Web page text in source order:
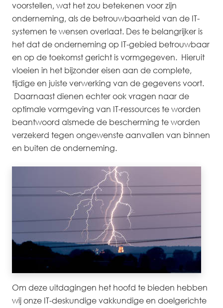
voorstellen, wat het zou betekenen voor zijn
onderneming, als de betrouwbaarheid van de IT-
systemen te wensen overlaat. Des te belangrijker is
het dat de onderneming op IT-gebied betrouwbaar
en op de toekomst gericht is vormgegeven. Hieruit
vloeien in het bijzonder eisen aan de complete,
tijdige en juiste verwerking van de gegevens voort.
Daarnaast dienen echter ook vragen naar de
optimale vormgeving van IT-ressources te worden
beantwoord alsmede de bescherming te worden
verzekerd tegen ongewenste aanvallen van binnen
en buiten de onderneming.
Om deze uitdagingen het hoofd te bieden hebben
wij onze IT-deskundige vakkundige en doelgerichte